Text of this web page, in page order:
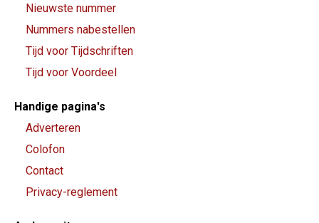
Nieuwste nummer
Nummers nabestellen
Tijd voor Tijdschriften
Tijd voor Voordeel
Handige pagina's
Adverteren
Colofon
Contact
Privacy-reglement